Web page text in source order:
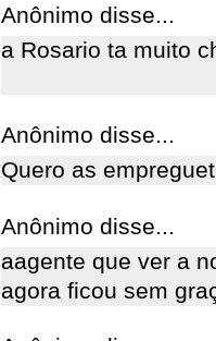
Anônimo disse...
a Rosario ta muito
Anônimo disse...
Quero as
Anônimo disse...
aagente que ver a
agora ficou sem